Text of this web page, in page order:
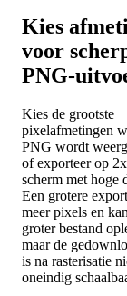
Kies
voor
PNG-
Kies de grootste
pixelafmetingen
PNG wordt
of exporteer op
scherm met hoge
Een grotere
meer pixels en
groter bestand
maar de
is na rasterisatie
oneindig